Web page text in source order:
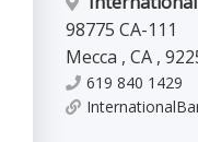
98775 CA-111
Mecca , CA ,
619 840 1429